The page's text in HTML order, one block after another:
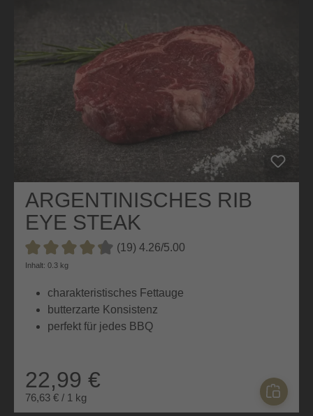
ARGENTINISCHES RIB
EYE STEAK
Durchschnittliche Bewertung von 4.2 von 5 Sternen
(19) 4.26/5.00
Inhalt: 0.3 kg
charakteristisches Fettauge
butterzarte Konsistenz
perfekt für jedes BBQ
22,99 €
76,63 € / 1 kg